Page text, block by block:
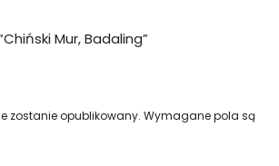
Chiński Mur, Badaling”
zostanie opublikowany. Wymagane pola są